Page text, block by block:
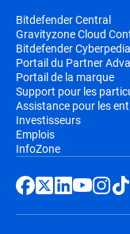
Bitdefender Central
Gravityzone Cloud
Bitdefender Cyberpedia
Portail du Partner
Portail de la marque
Support pour les
Assistance pour les
Investisseurs
Emplois
InfoZone